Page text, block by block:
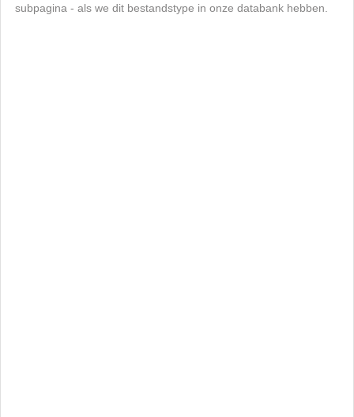
subpagina - als we dit bestandstype in onze databank hebben.